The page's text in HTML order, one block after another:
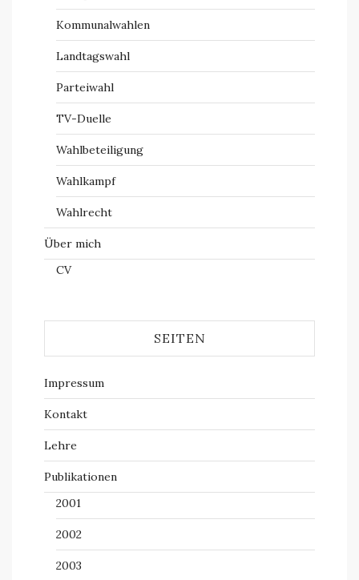
Kommunalwahlen
Landtagswahl
Parteiwahl
TV-Duelle
Wahlbeteiligung
Wahlkampf
Wahlrecht
Über mich
CV
SEITEN
Impressum
Kontakt
Lehre
Publikationen
2001
2002
2003